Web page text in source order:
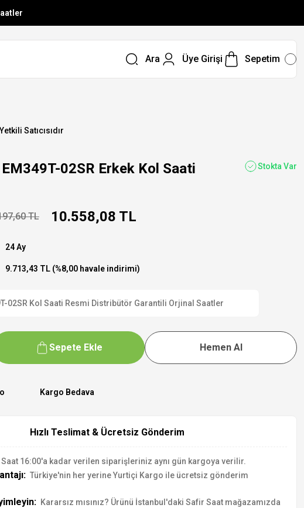
Ara Üye Girişi Sepetim
Satıcısıdır
02SR Erkek Kol Saati Stokta Var
TL 10.558,08 TL
24 Ay
9.713,43 TL (%8,00 havale indirimi)
02SR Kol Saati Resmi Distribütör Garantili Orjinal Saatler
Sepete Ekle Hemen Al
Kargo Bedava
Hızlı Teslimat & Ücretsiz Gönderim
Saat 16:00'a kadar verilen siparişleriniz aynı gün kargoya verilir.
Türkiye'nin her yerine Yurtiçi Kargo ile ücretsiz gönderim
Kararsız mısınız? Ürünü İstanbul'daki Safir Saat mağazamızda